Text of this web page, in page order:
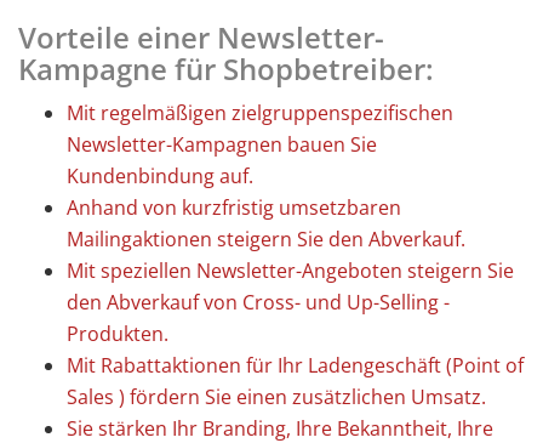
Vorteile einer Newsletter-
Kampagne für Shopbetreiber:
Mit regelmäßigen zielgruppenspezifischen
Newsletter-Kampagnen bauen Sie
Kundenbindung auf.
Anhand von kurzfristig umsetzbaren
Mailingaktionen steigern Sie den Abverkauf.
Mit speziellen Newsletter-Angeboten steigern Sie
den Abverkauf von Cross- und Up-Selling -
Produkten.
Mit Rabattaktionen für Ihr Ladengeschäft (Point of
Sales ) fördern Sie einen zusätzlichen Umsatz.
Sie stärken Ihr Branding, Ihre Bekanntheit, Ihre